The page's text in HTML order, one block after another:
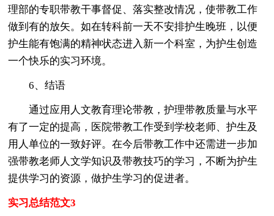
理部的专职带教干事督促、落实整改情况，使带教工作
做到有的放矢。如在转科前一天不安排护生晚班，以便
护生能有饱满的精神状态进入新一个科室，为护生创造
一个快乐的实习环境。
6、结语
通过应用人文教育理论带教，护理带教质量与水平
有了一定的提高，医院带教工作受到学校老师、护生及
用人单位的一致好评。在今后带教工作中还需进一步加
强带教老师人文学知识及带教技巧的学习，不断为护生
提供学习的资源，做护生学习的促进者。
实习总结范文3